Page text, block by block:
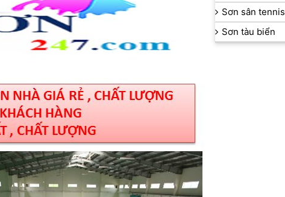
Sơn sân tennis
Sơn tàu biển